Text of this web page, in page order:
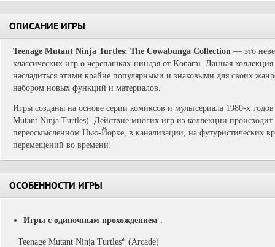
ОПИСАНИЕ ИГРЫ
Teenage Mutant Ninja Turtles: The Cowabunga Collection — это
классических игр о черепашках-ниндзя от Konami. Данная
насладиться этими крайне популярными и знаковыми для своих
набором новых функций и материалов.
Игры созданы на основе серии комиксов и мультсериала 1980-х
Mutant Ninja Turtles). Действие многих игр из коллекции
переосмысленном Нью-Йорке, в канализации, на футуристических
перемещений во времени!
ОСОБЕННОСТИ ИГРЫ
Игры с одиночным прохождением :
Teenage Mutant Ninja Turtles* (Arcade)